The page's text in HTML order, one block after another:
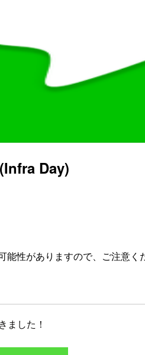
Day)
性がありますので、ご注意く
ました！